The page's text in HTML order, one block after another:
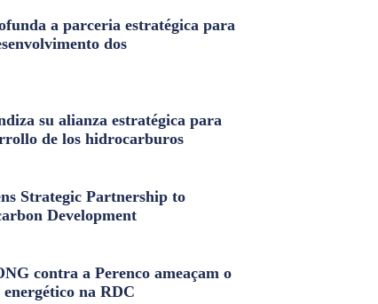
a parceria estratégica para
dos
su alianza estratégica para
de los hidrocarburos
Strategic Partnership to
Development
contra a Perenco ameaçam o
na RDC